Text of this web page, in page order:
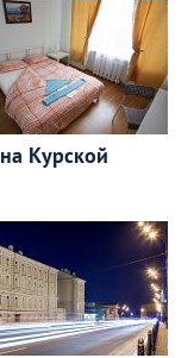
Курской